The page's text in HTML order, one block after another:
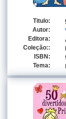
Titulo:
Autor:
Editora:
Coleção::
ISBN:
Tema: